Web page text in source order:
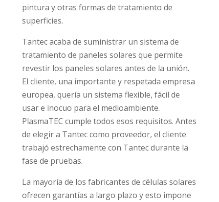
pintura y otras formas de tratamiento de
superficies.
Tantec acaba de suministrar un sistema de
tratamiento de paneles solares que permite
revestir los paneles solares antes de la unión.
El cliente, una importante y respetada empresa
europea, quería un sistema flexible, fácil de
usar e inocuo para el medioambiente.
PlasmaTEC cumple todos esos requisitos. Antes
de elegir a Tantec como proveedor, el cliente
trabajó estrechamente con Tantec durante la
fase de pruebas.
La mayoría de los fabricantes de células solares
ofrecen garantías a largo plazo y esto impone